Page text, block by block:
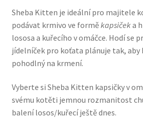
Sheba Kitten je ideální pro majitele
podávat krmivo ve forměkapsičeka
lososa a kuřecího v omáčce. Hodí se
jídelníček pro koťata plánuje tak, aby
pohodlný na krmení.
Vyberte si Sheba Kitten kapsičky v
svému kotěti jemnou rozmanitost
balení losos/kuřecí ještě dnes.